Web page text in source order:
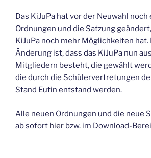
Das KiJuPa hat vor der Neuwahl noch
Ordnungen und die Satzung
KiJuPa noch mehr Möglichkeiten hat.
Änderung ist, dass das KiJuPa nun
Mitgliedern besteht, die gewählt
die durch die Schülervertretungen
Stand Eutin entstand werden.
Alle neuen Ordnungen und die neue
ab sofort hier bzw. im Download-